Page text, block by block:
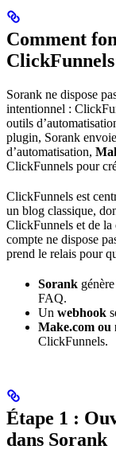
Comment
ClickFunnels
Sorank ne dispose
intentionnel :
outils
plugin, Sorank
d’automatisation,
ClickFunnels pour
ClickFunnels est
un blog classique,
ClickFunnels et de
compte ne dispose
prend le relais pour
Sorank
FAQ.
Un webhook
Make.com ou
ClickFunnels.
Étape 1 :
dans Sorank